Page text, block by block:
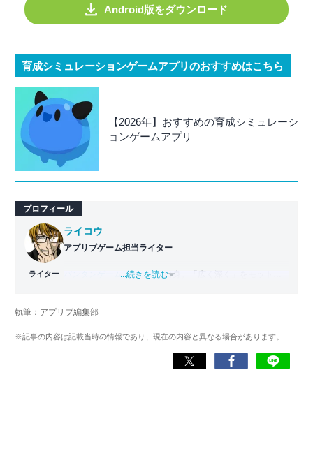
Android版をダウンロード
育成シミュレーションゲームアプリのおすすめはこちら
【2026年】おすすめの育成シミュレーシ
ョンゲームアプリ
プロフィール
ライター
ライコウ
アプリブゲーム担当ライター
バンタンゲームアカデミー 出身。「広く深く」をモットー
ゲームだけでも1,000本以上。ゲーム開発者を目指した経験
くして面白さを引き出し、人々に伝えるためゲームライタ
...続きを読む
執筆：アプリブ編集部
※記事の内容は記載当時の情報であり、現在の内容と異なる場合があります。